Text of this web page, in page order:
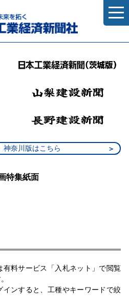
神奈川版はこちら
特集紙面
有料サービス「入札ネット」で閲覧
インすると、工種やキーワードで絞